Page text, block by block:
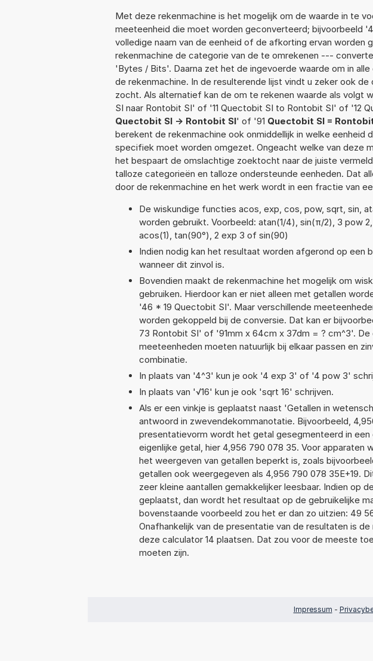
Met deze rekenmachine is het mogelijk om de waarde in te
meeteenheid die moet worden geconverteerd; bijvoorbeeld
volledige naam van de eenheid of de afkorting ervan worden
rekenmachine de categorie van de te omrekenen ---
'Bytes / Bits'. Daarna zet het de ingevoerde waarde om in
de rekenmachine. In de resulterende lijst vindt u zeker ook de
zocht. Als alternatief kan de om te rekenen waarde als volgt
SI naar Rontobit SI' of '11 Quectobit SI to Rontobit SI' of '12
Quectobit SI -> Rontobit SI' of '91 Quectobit SI =
berekent de rekenmachine ook onmiddellijk in welke eenheid
specifiek moet worden omgezet. Ongeacht welke van deze
het bespaart de omslachtige zoektocht naar de juiste
talloze categorieën en talloze ondersteunde eenheden. Dat
door de rekenmachine en het werk wordt in een fractie van
De wiskundige functies acos, exp, cos, pow, sqrt, sin,
worden gebruikt. Voorbeeld: atan(1/4), sin(π/2), 3 pow
acos(1), tan(90°), 2 exp 3 of sin(90)
Indien nodig kan het resultaat worden afgerond op een
wanneer dit zinvol is.
Bovendien maakt de rekenmachine het mogelijk om
gebruiken. Hierdoor kan er niet alleen met getallen
'46 * 19 Quectobit SI'. Maar verschillende
worden gekoppeld bij de conversie. Dat kan er
73 Rontobit SI' of '91mm x 64cm x 37dm = ? cm^3'.
meeteenheden moeten natuurlijk bij elkaar passen en
combinatie.
In plaats van '4^3' kun je ook '4 exp 3' of '4 pow 3'
In plaats van '√16' kun je ook 'sqrt 16' schrijven.
Als er een vinkje is geplaatst naast 'Getallen in
antwoord in zwevendekommanotatie. Bijvoorbeeld,
presentatievorm wordt het getal gesegmenteerd in een
eigenlijke getal, hier 4,956 790 078 35. Voor apparaten
het weergeven van getallen beperkt is, zoals
getallen ook weergegeven als 4,956 790 078 35E+19.
zeer kleine aantallen gemakkelijker leesbaar. Indien op
geplaatst, dan wordt het resultaat op de gebruikelijke
bovenstaande voorbeeld zou het er dan zo uitzien: 49
Onafhankelijk van de presentatie van de resultaten is de
deze calculator 14 plaatsen. Dat zou voor de meeste
moeten zijn.
Impressum -